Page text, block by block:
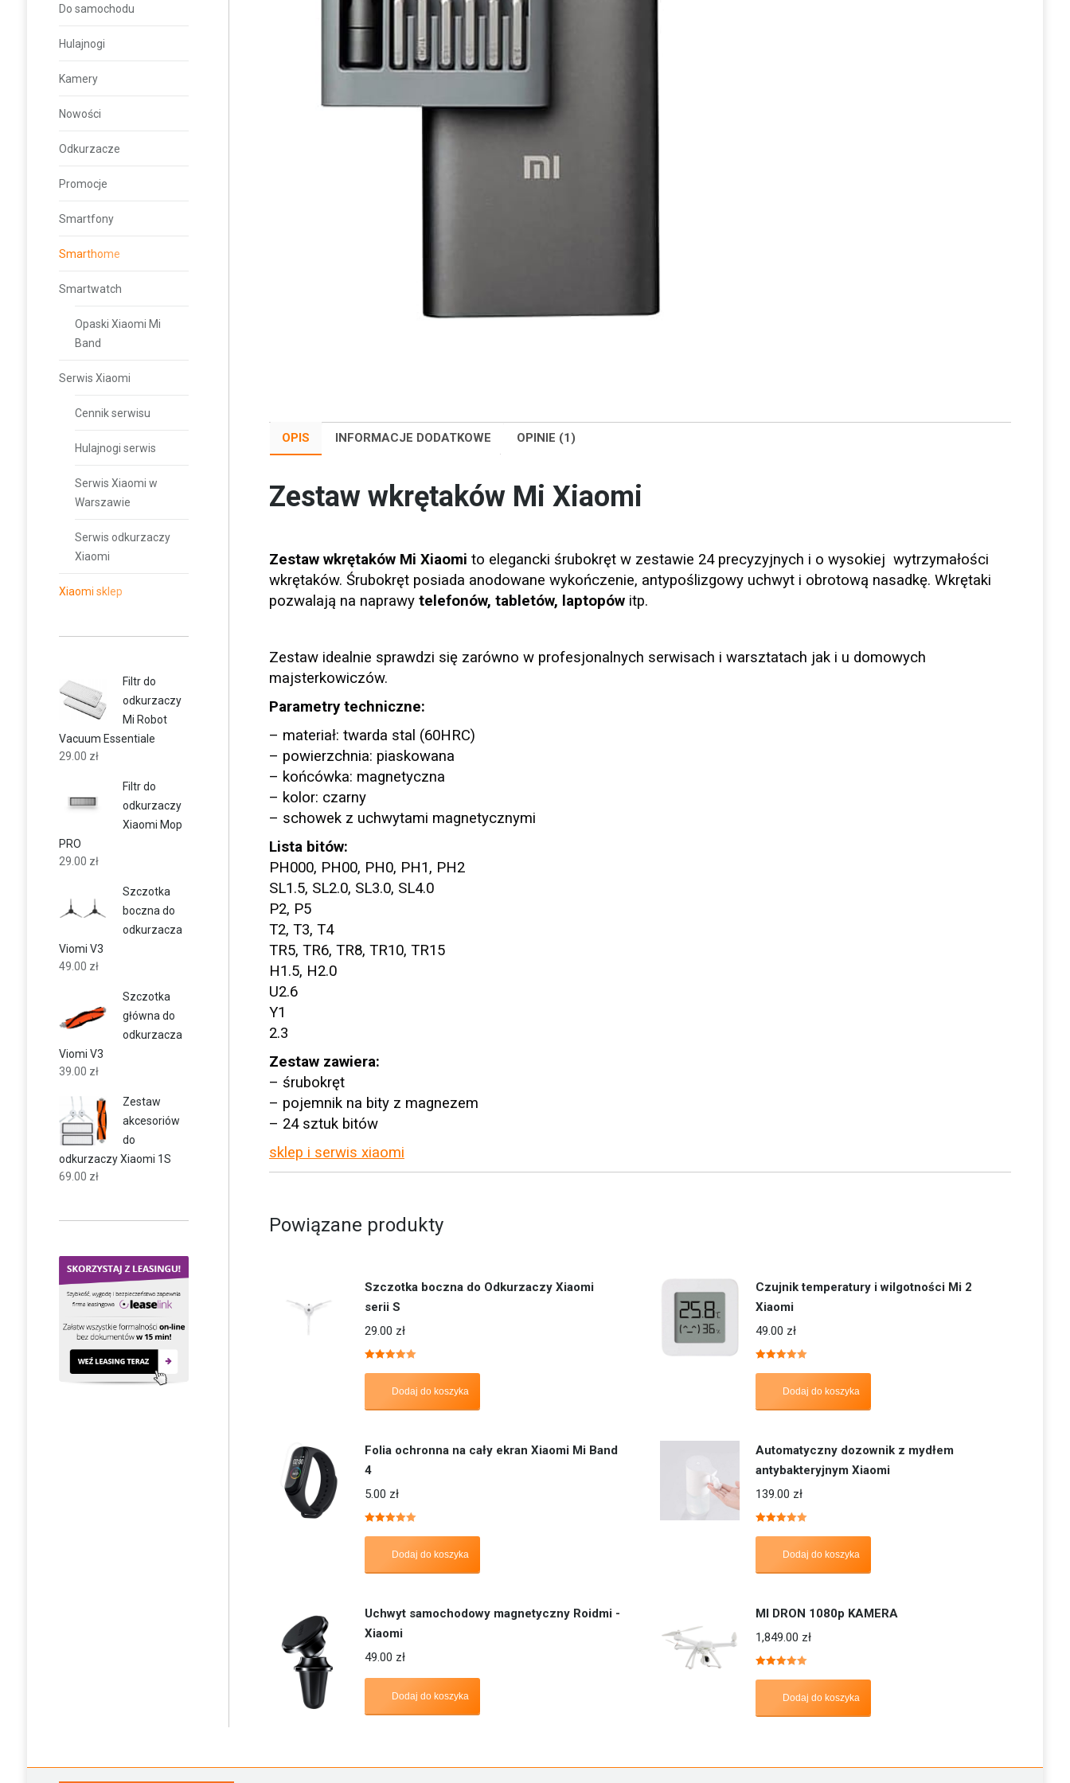
OPIS INFORMACJE DODATKOWE OPINIE (1)
Zestaw wkrętaków Mi Xiaomi
Zestaw wkrętaków Mi Xiaomi to elegancki śrubokręt w zestawie 24 precyzyjnych i o wysokiej wytrzymałości
wkrętaków. Śrubokręt posiada anodowane wykończenie, antypoślizgowy uchwyt i obrotową nasadkę. Wkrętaki
pozwalają na naprawytelefonów, tabletów, laptopówitp.
Zestaw idealnie sprawdzi się zarówno w profesjonalnych serwisach i warsztatach jak i u domowych
majsterkowiczów.
Parametry techniczne:
– materiał: twarda stal (60HRC)
– powierzchnia: piaskowana
– końcówka: magnetyczna
– kolor: czarny
– schowek z uchwytami magnetycznymi
Lista bitów:
PH000, PH00, PH0, PH1, PH2
SL1.5, SL2.0, SL3.0, SL4.0
P2, P5
T2, T3, T4
TR5, TR6, TR8, TR10, TR15
H1.5, H2.0
U2.6
Y1
2.3
Zestaw zawiera:
– śrubokręt
– pojemnik na bity z magnezem
– 24 sztuk bitów
sklep i serwis xiaomi
Powiązane produkty
Szczotka boczna do Odkurzaczy Xiaomi
serii S
29.00 zł
Dodaj do koszyka
Czujnik temperatury i wilgotności Mi 2
Xiaomi
49.00 zł
Dodaj do koszyka
Folia ochronna na cały ekran Xiaomi Mi Band
4
5.00 zł
Dodaj do koszyka
Automatyczny dozownik z mydłem
antybakteryjnym Xiaomi
139.00 zł
Dodaj do koszyka
Uchwyt samochodowy magnetyczny Roidmi -
Xiaomi
49.00 zł
Dodaj do koszyka
MI DRON 1080p KAMERA
1,849.00 zł
Dodaj do koszyka
Do samochodu
Hulajnogi
Kamery
Nowości
Odkurzacze
Promocje
Smartfony
Smarthome
Smartwatch
Opaski Xiaomi Mi
Band
Serwis Xiaomi
Cennik serwisu
Hulajnogi serwis
Serwis Xiaomi w
Warszawie
Serwis odkurzaczy
Xiaomi
Xiaomi sklep
Filtr do
odkurzaczy
Mi Robot
Vacuum Essentiale
29.00 zł
Filtr do
odkurzaczy
Xiaomi Mop
PRO
29.00 zł
Szczotka
boczna do
odkurzacza
Viomi V3
49.00 zł
Szczotka
główna do
odkurzacza
Viomi V3
39.00 zł
Zestaw
akcesoriów
do
odkurzaczy Xiaomi 1S
69.00 zł